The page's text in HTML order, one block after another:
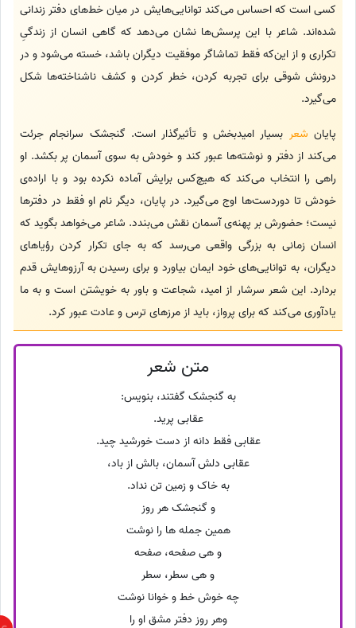
کسی است که احساس می‌کند توانایی‌هایش در میان خط‌های دفتر زندانی
شده‌اند. شاعر با این پرسش‌ها نشان می‌دهد که گاهی انسان از زندگیِ
تکراری و از این‌که فقط تماشاگر موفقیت دیگران باشد، خسته می‌شود و در
درونش شوقی برای تجربه کردن، خطر کردن و کشف ناشناخته‌ها شکل
می‌گیرد.
پایانشعر بسیار امیدبخش و تأثیرگذار است. گنجشک سرانجام جرئت
می‌کند از دفتر و نوشته‌ها عبور کند و خودش به سوی آسمان پر بکشد. او
راهی را انتخاب می‌کند که هیچ‌کس برایش آماده نکرده بود و با اراده‌ی
خودش تا دوردست‌ها اوج می‌گیرد. در پایان، دیگر نام او فقط در دفترها
نیست؛ حضورش بر پهنه‌ی آسمان نقش می‌بندد. شاعر می‌خواهد بگوید که
انسان زمانی به بزرگی واقعی می‌رسد که به جای تکرار کردن رؤیاهای
دیگران، به توانایی‌های خود ایمان بیاورد و برای رسیدن به آرزوهایش قدم
بردارد. این شعر سرشار از امید، شجاعت و باور به خویشتن است و به ما
یادآوری می‌کند که برای پرواز، باید از مرزهای ترس و عادت عبور کرد.
متن شعر
به گنجشک گفتند، بنویس:
عقابی پرید.
عقابی فقط دانه از دست خورشید چید.
عقابی دلش آسمان، بالش از باد،
به خاک و زمین تن نداد.
و گنجشک هر روز
همین جمله ها را نوشت
و هی صفحه، صفحه
و هی سطر، سطر
چه خوش خط و خوانا نوشت
وهر روز دفتر مشق او را